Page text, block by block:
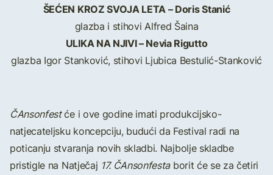
ŠEĆEN KROZ SVOJA LETA – Doris Stanić
glazba i stihovi Alfred Šaina
ULIKA NA NJIVI – Nevia Rigutto
glazba Igor Stanković, stihovi Ljubica Bestulić-Stanković
ČAnsonfestće i ove godine imati produkcijsko-
natjecateljsku koncepciju, budući da Festival radi na
poticanju stvaranja novih skladbi. Najbolje skladbe
pristigle na Natječaj 17. ČAnsonfestaborit će se za četiri